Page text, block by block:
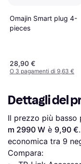
Omajin Smart plug 4-
pieces
28,90 €
O 3 pagamenti di 9,63 €
Dettagli del
Il prezzo più basso
m 2990 W è 9,90 €
economica tra 9
Compara: